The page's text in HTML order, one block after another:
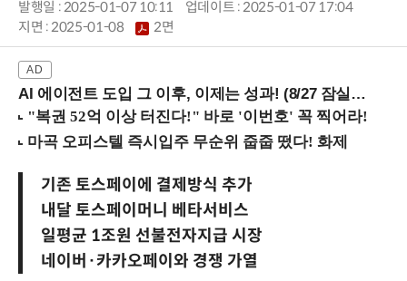
발행일 : 2025-01-07 10:11
업데이트 : 2025-01-07 17:04
지면 :2025-01-08 2면
AI 에이전트 도입 그 이후, 이제는 성과! (8/27 잠실역)
기존 토스페이에 결제방식 추가
내달 토스페이머니 베타서비스
일평균 1조원 선불전자지급 시장
네이버·카카오페이와 경쟁 가열